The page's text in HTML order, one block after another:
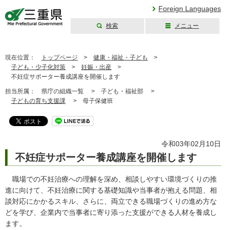
Foreign Languages
検索 メニュー
現在位置： トップページ > 健康・福祉・子ども
>
子ども・少子化対策 > 妊娠・出産 >
不妊症サポーター養成講座を開催します
担当所属： 県庁の組織一覧 > 子ども・福祉部 >
子どもの育ち支援課 > 母子保健班
令和03年02月10日
不妊症サポーター養成講座を開催します
職場での不妊治療への理解を深め、相談しやすい環境づくりの推
進に向けて、不妊治療に関する基礎知識や当事者が抱える問題、相
談対応にかかるスキル、さらに、両立できる職場づくりの進め方な
どを学び、企業内で当事者に寄り添った支援ができる人材を養成し
ます。